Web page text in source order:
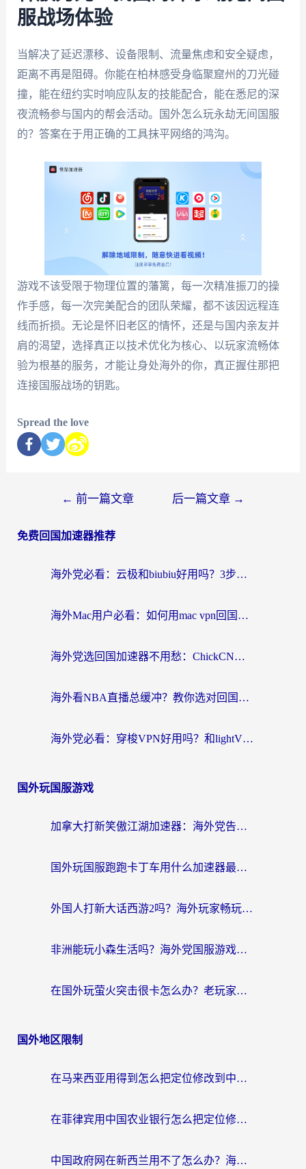
服战场体验
当解决了延迟漂移、设备限制、流量焦虑和安全疑虑，
距离不再是阻碍。你能在柏林感受身临聚窟州的刀光碰
撞，能在纽约实时响应队友的技能配合，能在悉尼的深
夜流畅参与国内的帮会活动。国外怎么玩永劫无间国服
的？答案在于用正确的工具抹平网络的鸿沟。
游戏不该受限于物理位置的藩篱，每一次精准振刀的操
作手感，每一次完美配合的团队荣耀，都不该因远程连
线而折损。无论是怀旧老区的情怀，还是与国内亲友并
肩的渴望，选择真正以技术优化为核心、以玩家流畅体
验为根基的服务，才能让身处海外的你，真正握住那把
连接国服战场的钥匙。
Spread the love
← 前一篇文章 后一篇文章 →
免费回国加速器推荐
海外党必看：云极和biubiu好用吗？3步选对回国加速器，无缝刷国内剧玩手游
海外Mac用户必看：如何用mac vpn回国实现无缝刷国内剧玩国服？
海外党选回国加速器不用愁：ChickCN和SpeedCN好用吗？实测对比+避坑指南
海外看NBA直播总缓冲？教你选对回国加速器，无缝看球还能刷国内剧
海外党必看：穿梭VPN好用吗？和lightVPN对比哪个回国效果更好？附真实体验与选择指南
国外玩国服游戏
加拿大打新笑傲江湖加速器：海外党告别延迟卡顿的实用指南
国外玩国服跑跑卡丁车用什么加速器最好？2026真实玩家亲测避坑指南
外国人打新大话西游2吗？海外玩家畅玩国服游戏的终极加速器指南
非洲能玩小森生活吗？海外党国服游戏加速器终极指南（附阿根廷CF手游帕斯卡契约解决方案）
在国外玩萤火突击很卡怎么办？老玩家亲测有效的加速器选择指南
国外地区限制
在马来西亚用得到怎么把定位修改到中国国内？留学生亲测有效的追剧看片攻略
在菲律宾用中国农业银行怎么把定位修改到中国国内？海外华人必看的数字生活解决方案
中国政府网在新西兰用不了怎么办？海外华人追剧看新闻的实用指南